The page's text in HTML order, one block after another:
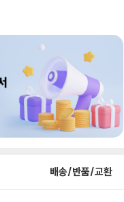
배송/반품/교환